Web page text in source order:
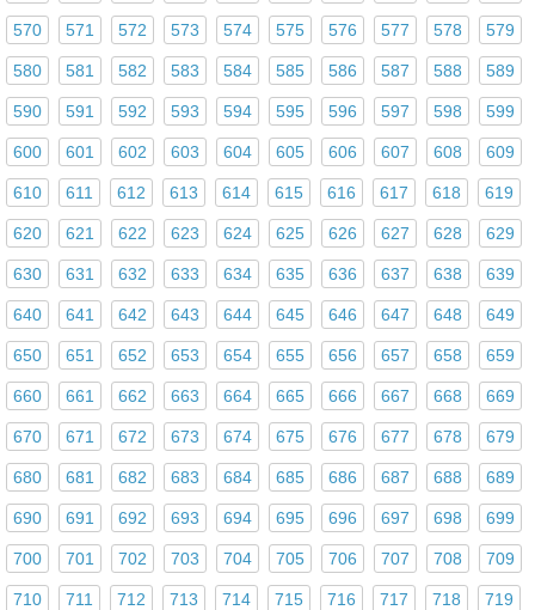
570 571 572 573 574 575 576 577 578 579
580 581 582 583 584 585 586 587 588 589
590 591 592 593 594 595 596 597 598 599
600 601 602 603 604 605 606 607 608 609
610 611 612 613 614 615 616 617 618 619
620 621 622 623 624 625 626 627 628 629
630 631 632 633 634 635 636 637 638 639
640 641 642 643 644 645 646 647 648 649
650 651 652 653 654 655 656 657 658 659
660 661 662 663 664 665 666 667 668 669
670 671 672 673 674 675 676 677 678 679
680 681 682 683 684 685 686 687 688 689
690 691 692 693 694 695 696 697 698 699
700 701 702 703 704 705 706 707 708 709
710 711 712 713 714 715 716 717 718 719